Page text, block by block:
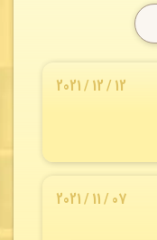
12 / 12 / 2021
07 / 11 / 2021